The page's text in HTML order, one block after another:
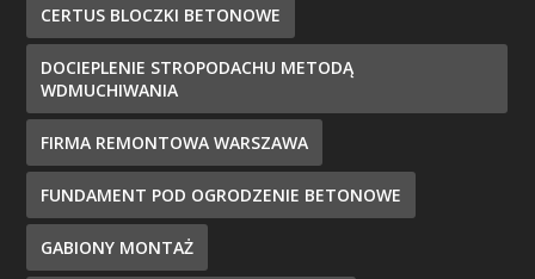
CERTUS BLOCZKI BETONOWE
DOCIEPLENIE STROPODACHU METODĄ
WDMUCHIWANIA
FIRMA REMONTOWA WARSZAWA
FUNDAMENT POD OGRODZENIE BETONOWE
GABIONY MONTAŻ